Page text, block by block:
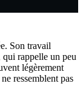
Son travail
qui rappelle un peu
légèrement
ressemblent pas